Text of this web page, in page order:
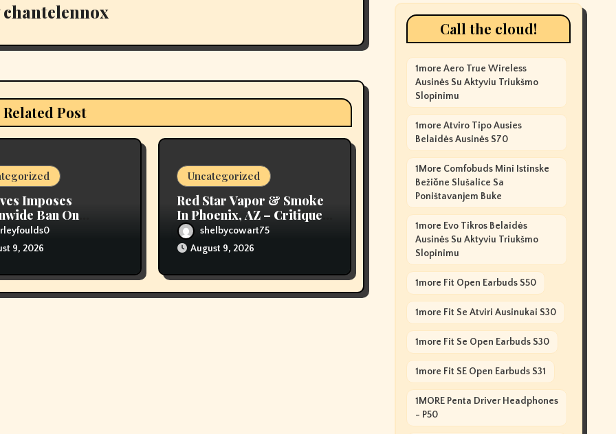
chantelennox
Related Post
Imposes
Ban On
9, 2026
Uncategorized
Red Star Vapor & Smoke
In Phoenix, AZ – Critiques,
Hours, And Speak To
Details
shelbycowart75
August 9, 2026
Call the cloud!
1more Aero True Wireless
Ausinės Su Aktyviu Triukšmo
Slopinimu
1more Atviro Tipo Ausies
Belaidės Ausinės S70
1More Comfobuds Mini Istinske
Bežične Slušalice Sa
Poništavanjem Buke
1more Evo Tikros Belaidės
Ausinės Su Aktyviu Triukšmo
Slopinimu
1more Fit Open Earbuds S50
1more Fit Se Atviri Ausinukai S30
1more Fit Se Open Earbuds S30
1more Fit SE Open Earbuds S31
1MORE Penta Driver Headphones
- P50